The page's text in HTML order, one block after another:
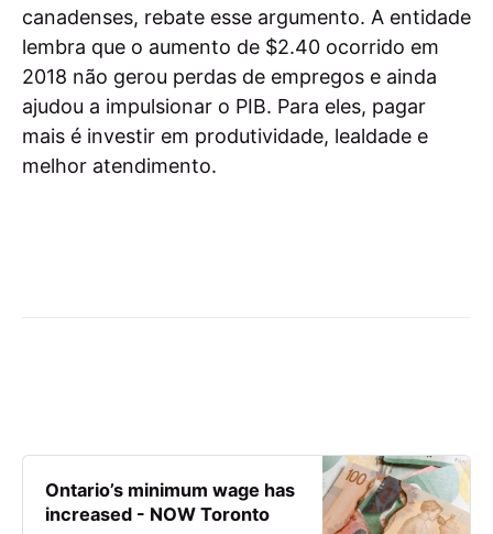
canadenses, rebate esse argumento. A entidade
lembra que o aumento de $2.40 ocorrido em
2018 não gerou perdas de empregos e ainda
ajudou a impulsionar o PIB. Para eles, pagar
mais é investir em produtividade, lealdade e
melhor atendimento.
Ontario’s minimum wage has
increased - NOW Toronto